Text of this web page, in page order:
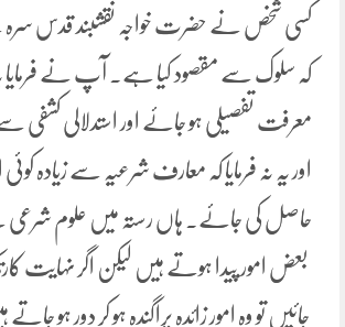
کسی شخص نے حضرت خواجہ نقشبند قدس سرہ
کہ سلوک سے مقصود کیا ہے۔ آپ نے فرمایا یہ
معرفت تفصیلی ہو جائے اور استدلالی کشفی
اور یہ نہ فرمایا کہ معارف شرعیہ سے زیادہ
حاصل کی جائے۔ ہاں رستہ میں علوم شرعی
بعض امور پیدا ہوتے ہیں لیکن اگر نہایت
جائیں تو وہ امور زائدہ پراگندہ ہو کر دور ہو